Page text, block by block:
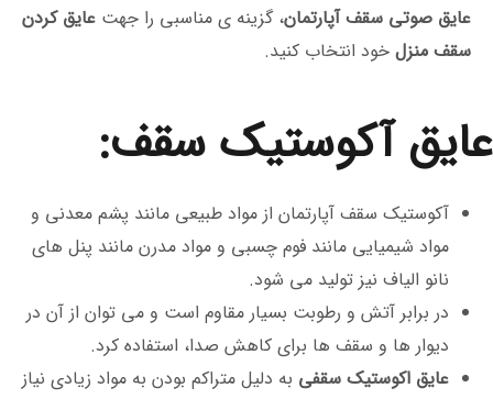
عایق صوتی سقف آپارتمان، گزینه ی مناسبی را جهت عایق کردن
سقف منزل خود انتخاب کنید.
عایق آکوستیک سقف:
آکوستیک سقف آپارتمان از مواد طبیعی مانند پشم معدنی و
مواد شیمیایی مانند فوم چسبی و مواد مدرن مانند پنل های
نانو الیاف نیز تولید می ‌شود.
در برابر آتش و رطوبت بسیار مقاوم است و می‌ توان از آن در
دیوار ها و سقف ‌ها برای کاهش صدا، استفاده کرد.
عایق اکوستیک سقفی به دلیل متراکم بودن به مواد زیادی نیاز